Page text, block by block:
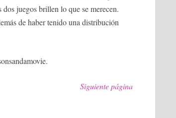
juegos brillen lo que se merecen.
de haber tenido una distribución
Siguiente página